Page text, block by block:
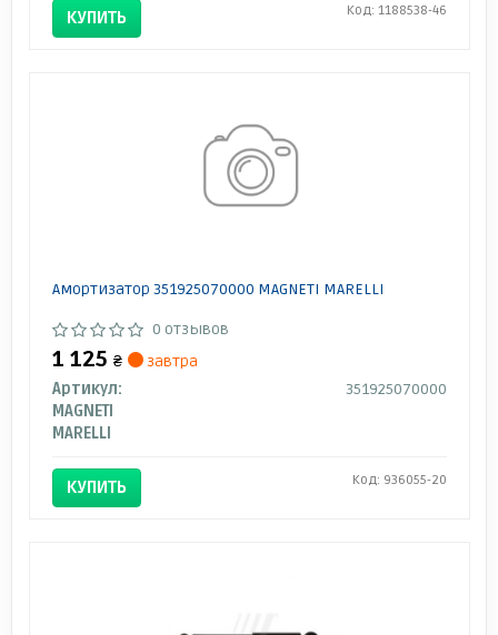
КУПИТЬ Код: 1188538-46
Амортизатор 351925070000 MAGNETI MARELLI
0 отзывов
1 125 ₴
завтра
Артикул:
351925070000
MAGNETI
MARELLI
КУПИТЬ Код: 936055-20